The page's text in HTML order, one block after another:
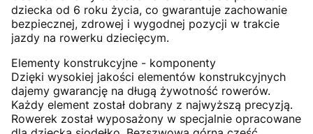
dziecka od 6 roku życia, co gwarantuje zachowanie
bezpiecznej, zdrowej i wygodnej pozycji w trakcie
jazdy na rowerku dziecięcym.
Elementy konstrukcyjne - komponenty
Dzięki wysokiej jakości elementów konstrukcyjnych
dajemy gwarancję na długą żywotność rowerów.
Każdy element został dobrany z najwyższą precyzją.
Rowerek został wyposażony w specjalnie opracowane